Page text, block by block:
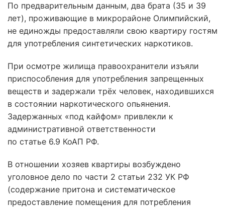
По предварительным данным, два брата (35 и 39
лет), проживающие в микрорайоне Олимпийский,
не единожды предоставляли свою квартиру гостям
для употребления синтетических наркотиков.
При осмотре жилища правоохранители изъяли
приспособления для употребления запрещенных
веществ и задержали трёх человек, находившихся
в состоянии наркотического опьянения.
Задержанных «под кайфом» привлекли к
административной ответственности
по статье 6.9 КоАП РФ.
В отношении хозяев квартиры возбуждено
уголовное дело по части 2 статьи 232 УК РФ
(содержание притона и систематическое
предоставление помещения для потребления